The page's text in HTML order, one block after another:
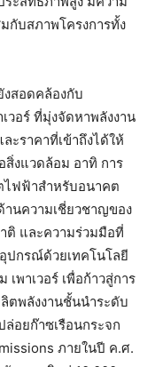
กับสภาพโครงการทั้ง
งสอดคล้องกับ
วอร์ ที่มุ่งจัดหาพลังงาน
ะราคาที่เข้าถึงได้ให้
งแวดล้อม อาทิ การ
ไฟฟ้าสำหรับอนาคต
านความเชี่ยวชาญของ
ติ และความร่วมมือที่
ปกรณ์ด้วยเทคโนโลยี
พาเวอร์ เพื่อก้าวสู่การ
ตพลังงานชั้นนำระดับ
อยก๊าซเรือนกระจก
ภายในปี ค.ศ.